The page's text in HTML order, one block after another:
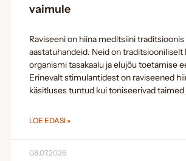
vaimule
Raviseeni on hiina meditsiini
aastatuhandeid. Neid on traditsiooniliselt
organismi tasakaalu ja elujõu toetamise
Erinevalt stimulantidest on raviseened
käsitluses tuntud kui toniseerivad taimed
LOE EDASI »
08.07.2026